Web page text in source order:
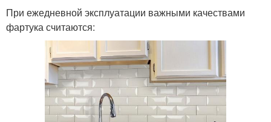
При ежедневной эксплуатации важными качествами
фартука считаются: